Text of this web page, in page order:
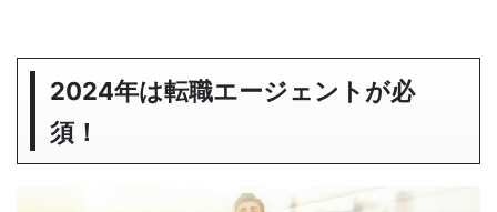
2024年は転職エージェントが必
須！